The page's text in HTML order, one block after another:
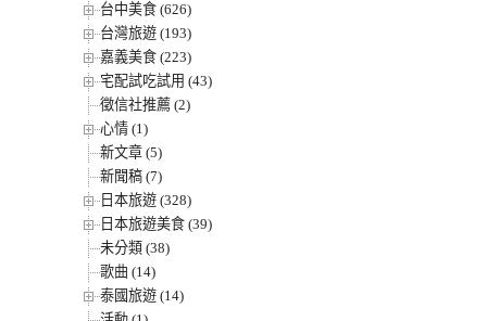
台中美食 (626)
台灣旅遊 (193)
嘉義美食 (223)
宅配試吃試用 (43)
徵信社推薦 (2)
心情 (1)
新文章 (5)
新聞稿 (7)
日本旅遊 (328)
日本旅遊美食 (39)
未分類 (38)
歌曲 (14)
泰國旅遊 (14)